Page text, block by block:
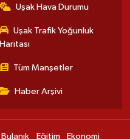
Uşak Hava Durumu
Uşak Trafik Yoğunluk
Haritası
Tüm Manşetler
Haber Arşivi
Bulanık Eğitim Ekonomi